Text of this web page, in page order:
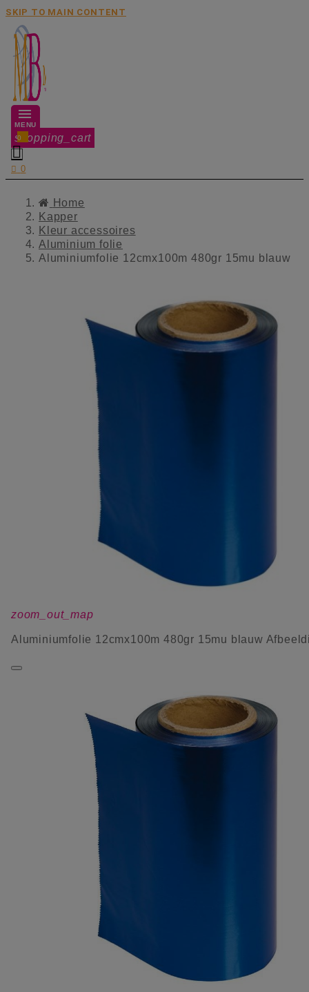
SKIP TO MAIN CONTENT
MENU
shopping_cart
0

 0
Home
Kapper
Kleur accessoires
Aluminium folie
Aluminiumfolie 12cmx100m 480gr 15mu blauw
zoom_out_map
Aluminiumfolie 12cmx100m 480gr 15mu blauw